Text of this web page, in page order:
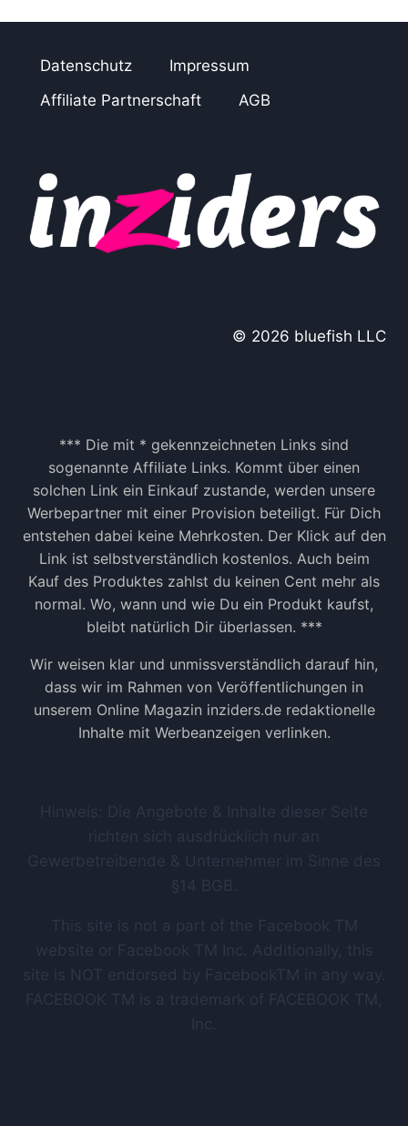
Datenschutz
Impressum
Affiliate Partnerschaft
AGB
© 2026 bluefish LLC
*** Die mit * gekennzeichneten Links sind
sogenannte Affiliate Links. Kommt über einen
solchen Link ein Einkauf zustande, werden unsere
Werbepartner mit einer Provision beteiligt. Für Dich
entstehen dabei keine Mehrkosten. Der Klick auf den
Link ist selbstverständlich kostenlos. Auch beim
Kauf des Produktes zahlst du keinen Cent mehr als
normal. Wo, wann und wie Du ein Produkt kaufst,
bleibt natürlich Dir überlassen. ***
Wir weisen klar und unmissverständlich darauf hin,
dass wir im Rahmen von Veröffentlichungen in
unserem Online Magazin inziders.de redaktionelle
Inhalte mit Werbeanzeigen verlinken.
Hinweis: Die Angebote & Inhalte dieser Seite
richten sich ausdrücklich nur an
Gewerbetreibende & Unternehmer im Sinne des
§14 BGB.
This site is not a part of the Facebook TM
website or Facebook TM Inc. Additionally, this
site is NOT endorsed by FacebookTM in any way.
FACEBOOK TM is a trademark of FACEBOOK TM,
Inc.